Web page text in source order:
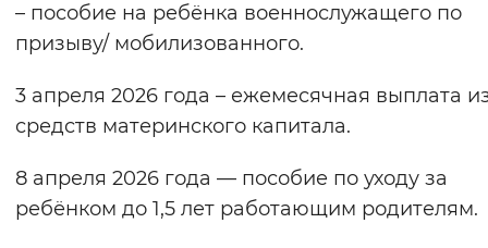
Вернуть стандартные настройки
– пособие на ребёнка военнослужащего по
призыву/ мобилизованного.
3 апреля 2026 года – ежемесячная выплата
средств материнского капитала.
8 апреля 2026 года — пособие по уходу за
ребёнком до 1,5 лет работающим родителям.